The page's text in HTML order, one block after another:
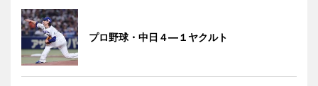
プロ野球・中日４―１ヤクルト